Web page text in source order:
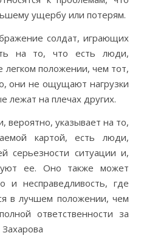
ущербу или потерям.
солдат, играющих
на то, что есть люди,
легком положении, чем тот,
они не ощущают нагрузки
лежат на плечах других.
вероятно, указывает на то,
картой, есть люди,
серьезности ситуации и,
ее. Оно также может
и несправедливость, где
в лучшем положении, чем
ответственности за